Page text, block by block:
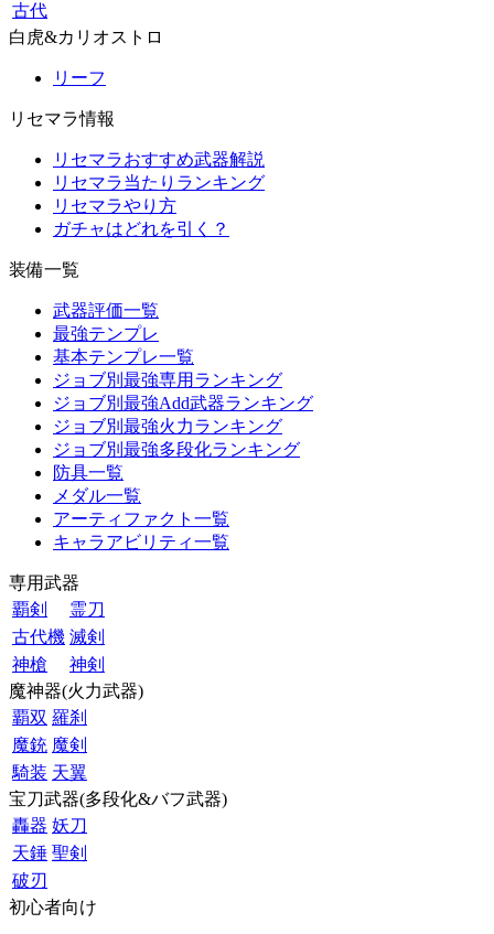
古代
白虎&カリオストロ
リーフ
リセマラ情報
リセマラおすすめ武器解説
リセマラ当たりランキング
リセマラやり方
ガチャはどれを引く？
装備一覧
武器評価一覧
最強テンプレ
基本テンプレ一覧
ジョブ別最強専用ランキング
ジョブ別最強Add武器ランキング
ジョブ別最強火力ランキング
ジョブ別最強多段化ランキング
防具一覧
メダル一覧
アーティファクト一覧
キャラアビリティ一覧
専用武器
覇剣
霊刀
古代機 滅剣
神槍
神剣
魔神器(火力武器)
覇双 羅刹
魔銃 魔剣
騎装 天翼
宝刀武器(多段化&バフ武器)
轟器 妖刀
天錘 聖剣
破刃
初心者向け